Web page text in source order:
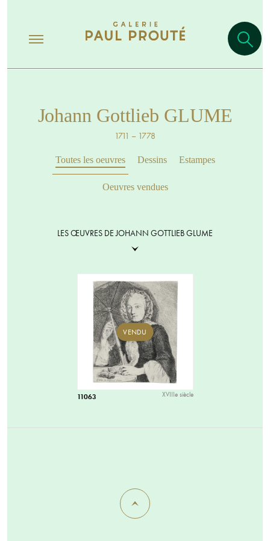
Johann Gottlieb GLUME
1711 – 1778
Toutes les oeuvres Dessins Estampes
Oeuvres vendues
LES ŒUVRES DE JOHANN GOTTLIEB GLUME
VENDU
11063 XVIIIe siècle